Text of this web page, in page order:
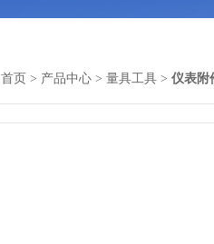
首页 > 产品中心 > 量具工具 > 仪表附